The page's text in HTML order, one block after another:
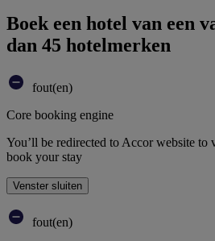
Boek een hotel van een
dan 45 hotelmerken
fout(en)
Core booking engine
You’ll be redirected to Accor website to
book your stay
Venster sluiten
fout(en)